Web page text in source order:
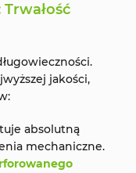
jakości,
absolutną
mechaniczne.